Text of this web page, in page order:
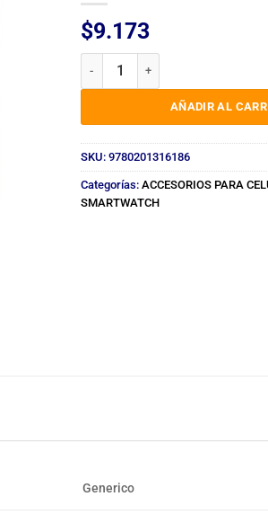
$9.173
SMARTWATCH RELOJ T10
AÑADIR AL
SKU: 9780201316186
Categorías: ACCESORIOS PARA
SMARTWATCH
Generico